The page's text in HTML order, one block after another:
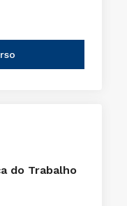
do Trabalho